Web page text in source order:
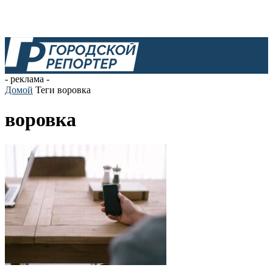
- реклама -
Домой Теги воровка
воровка